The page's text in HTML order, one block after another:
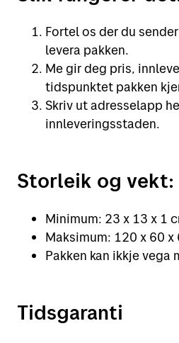
Fortel os der du
levera pakken.
Me gir deg pris,
tidspunktet pakken
Skriv ut adresselapp
innleveringsstaden.
Storleik og vekt:
Minimum: 23 x 13 x 1
Maksimum: 120 x 60 x
Pakken kan ikkje vega
Tidsgaranti